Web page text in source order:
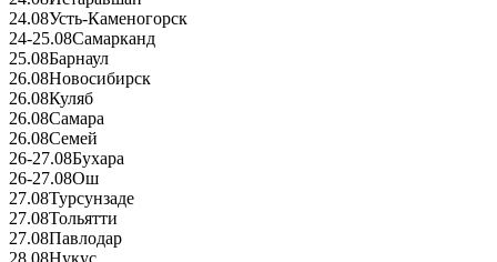
24.08Усть-Каменогорск
24-25.08Самарканд
25.08Барнаул
26.08Новосибирск
26.08Куляб
26.08Самара
26.08Семей
26-27.08Бухара
26-27.08Ош
27.08Турсунзаде
27.08Тольятти
27.08Павлодар
28.08Нукус